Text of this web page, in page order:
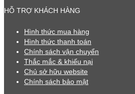
HỖ TRỢ KHÁCH HÀNG
Hình thức mua hàng
Hình thức thanh toán
Chính sách vận chuyển
Thắc mắc & khiếu nại
Chủ sở hữu website
Chính sách bảo mật